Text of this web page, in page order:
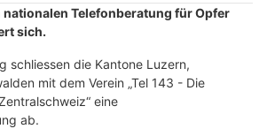
nationalen Telefonberatung für Opfer
sich.
schliessen die Kantone Luzern,
mit dem Verein „Tel 143 - Die
eine
ab.